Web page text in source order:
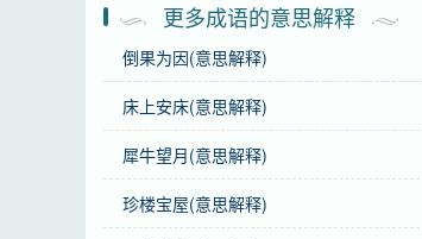
拼音 yī hòng ér qǐ
注音 一 ㄏㄨㄥˋ ㄦˊ ㄑ一ˇ
正音 “哄”，不能读作“hōng”。
感情 一哄而起是贬义词。
更多成语的意思解释
倒果为因(意思解释)
床上安床(意思解释)
犀牛望月(意思解释)
珍楼宝屋(意思解释)